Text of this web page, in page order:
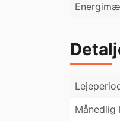
Månedlig